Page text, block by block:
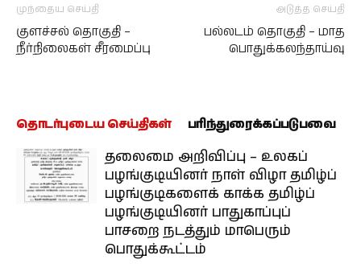
முந்தைய செய்தி
குளச்சல் தொகுதி –
நீர்நிலைகள் சீரமைப்பு
அடுத்த செய்தி
பல்லடம் தொகுதி – மாத
பொதுக்கலந்தாய்வு
தொடர்புடைய செய்திகள் பரிந்துரைக்கப்படுபவை
தலைமை அறிவிப்பு – உலகப்
பழங்குடியினர் நாள் விழா தமிழ்ப்
பழங்குடிகளைக் காக்க தமிழ்ப்
பழங்குடியினர் பாதுகாப்புப்
பாசறை நடத்தும் மாபெரும்
பொதுக்கூட்டம்